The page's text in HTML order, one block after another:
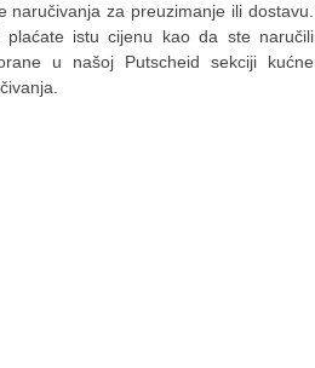
za preuzimanje ili dostavu.
istu cijenu kao da ste naručili
u našoj Putscheid sekciji kućne